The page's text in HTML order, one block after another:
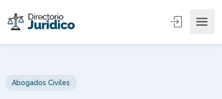
Abogados Civiles